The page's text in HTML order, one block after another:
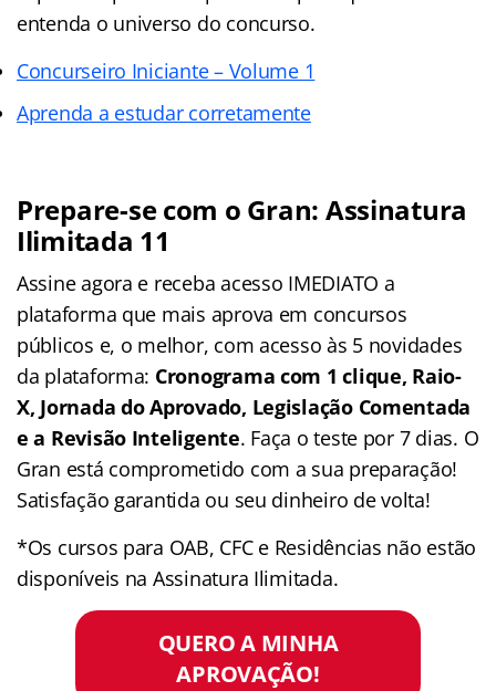
entenda o universo do concurso.
Concurseiro Iniciante – Volume 1
Aprenda a estudar corretamente
Prepare-se com o Gran: Assinatura
Ilimitada 11
Assine agora e receba acesso IMEDIATO a
plataforma que mais aprova em concursos
públicos e, o melhor, com acesso às 5 novidades
da plataforma: Cronograma com 1 clique, Raio-
X, Jornada do Aprovado, Legislação Comentada
e a Revisão Inteligente. Faça o teste por 7 dias. O
Gran está comprometido com a sua preparação!
Satisfação garantida ou seu dinheiro de volta!
*Os cursos para OAB, CFC e Residências não estão
disponíveis na Assinatura Ilimitada.
QUERO A MINHA
APROVAÇÃO!